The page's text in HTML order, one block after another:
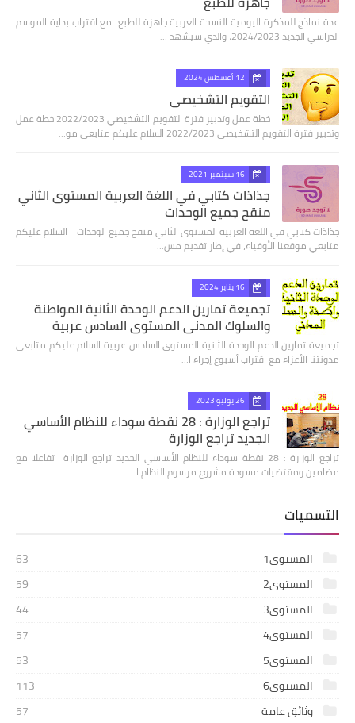
عدة نماذج للمذكرة اليومية النسخة العربية جاهزة للطبع مع اقتراب بداية الموسم
الدراسي الجديد 2024/2023، والذي سيشهد …
12 أغسطس 2024
التقويم التشخيصي
خطة عمل وتدبير فترة التقويم التشخيصي 2022/2023 خطة عمل
وتدبير فترة التقويم التشخيصي 2022/2023 السلام عليكم متابعي مو…
16 سبتمبر 2021
جذاذات كتابي في اللغة العربية المستوى الثاني
منقح جميع الوحدات
جذاذات كتابي في اللغة العربية المستوى الثاني منقح جميع الوحدات السلام عليكم
متابعي موقعنا الأوفياء، في إطار تقديم مس…
16 يناير 2024
تجميعة تمارين الدعم الوحدة الثانية المواطنة
والسلوك المدني المستوى السادس عربية
تجميعة تمارين الدعم الوحدة الثانية المستوى السادس عربية السلام عليكم متابعي
مدونتنا الأعزاء مع اقتراب أسبوع إجراء ا…
26 يوليو 2023
تراجع الوزارة : 28 نقطة سوداء للنظام الأساسي
الجديد تراجع الوزارة
تراجع الوزارة : 28 نقطة سوداء للنظام الأساسي الجديد تراجع الوزارة تفاعلا مع
مضامين ومقتضيات مسودة مشروع مرسوم النظام ا…
التسميات
المستوى1
63
المستوى2
59
المستوى3
44
المستوى4
57
المستوى5
53
المستوى6
113
وثائق عامة
57